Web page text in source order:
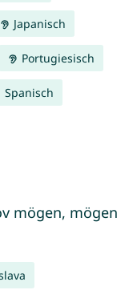
Japanisch
Portugiesisch
Spanisch
mögen, mögen